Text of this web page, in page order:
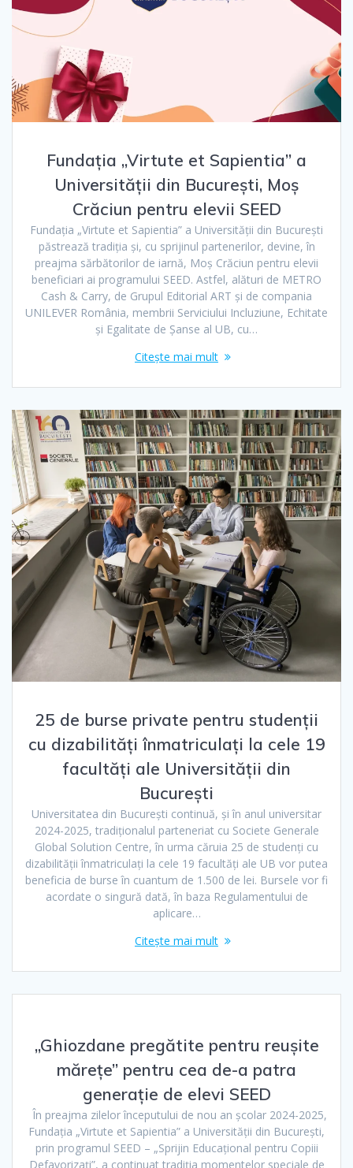
Fundația „Virtute et Sapientia” a
Universității din București, Moș
Crăciun pentru elevii SEED
Fundația „Virtute et Sapientia” a Universității din București
păstrează tradiția și, cu sprijinul partenerilor, devine, în
preajma sărbătorilor de iarnă, Moș Crăciun pentru elevii
beneficiari ai programului SEED. Astfel, alături de METRO
Cash & Carry, de Grupul Editorial ART și de compania
UNILEVER România, membrii Serviciului Incluziune, Echitate
și Egalitate de Șanse al UB, cu…
Citește mai mult
25 de burse private pentru studenții
cu dizabilități înmatriculați la cele 19
facultăți ale Universității din
București
Universitatea din București continuă, și în anul universitar
2024-2025, tradiționalul parteneriat cu Societe Generale
Global Solution Centre, în urma căruia 25 de studenți cu
dizabilității înmatriculați la cele 19 facultăți ale UB vor putea
beneficia de burse în cuantum de 1.500 de lei. Bursele vor fi
acordate o singură dată, în baza Regulamentului de
aplicare…
Citește mai mult
„Ghiozdane pregătite pentru reușite
mărețe” pentru cea de-a patra
generație de elevi SEED
În preajma zilelor începutului de nou an școlar 2024-2025,
Fundația „Virtute et Sapientia” a Universității din București,
prin programul SEED – „Sprijin Educaţional pentru Copiii
Defavorizaţi”, a continuat tradiția momentelor speciale de